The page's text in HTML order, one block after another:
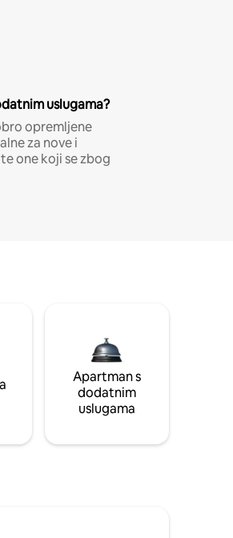
uslugama?
opremljene
za nove i
one koji se zbog
Apartman s
dodatnim
uslugama